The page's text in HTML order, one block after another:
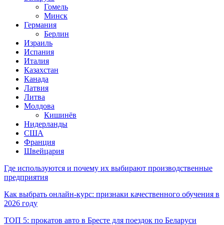
Гомель
Минск
Германия
Берлин
Израиль
Испания
Италия
Казахстан
Канада
Латвия
Литва
Молдова
Кишинёв
Нидерланды
США
Франция
Швейцария
Где используются и почему их выбирают производственные
предприятия
Как выбрать онлайн-курс: признаки качественного обучения в
2026 году
ТОП 5: прокатов авто в Бресте для поездок по Беларуси